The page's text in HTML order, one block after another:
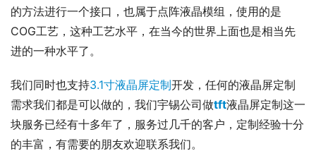
的方法进行一个接口，也属于点阵液晶模组，使用的是
COG工艺，这种工艺水平，在当今的世界上面也是相当先
进的一种水平了。
我们同时也支持3.1寸液晶屏定制开发，任何的液晶屏定制
需求我们都是可以做的，我们宇锡公司做tft液晶屏定制这一
块服务已经有十多年了，服务过几千的客户，定制经验十分
的丰富，有需要的朋友欢迎联系我们。